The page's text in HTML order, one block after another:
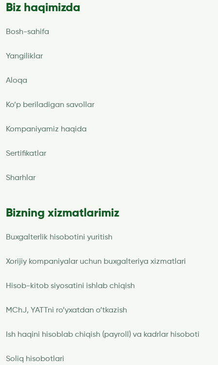
Biz haqimizda
Bosh-sahifa
Yangiliklar
Aloqa
Ko’p beriladigan savollar
Kompaniyamiz haqida
Sertifikatlar
Sharhlar
Bizning xizmatlarimiz
Buxgalterlik hisobotini yuritish
Xorijiy kompaniyalar uchun buxgalteriya xizmatlari
Hisob-kitob siyosatini ishlab chiqish
MChJ, YATTni ro’yxatdan o’tkazish
Ish haqini hisoblab chiqish (payroll) va kadrlar hisoboti
Soliq hisobotlari